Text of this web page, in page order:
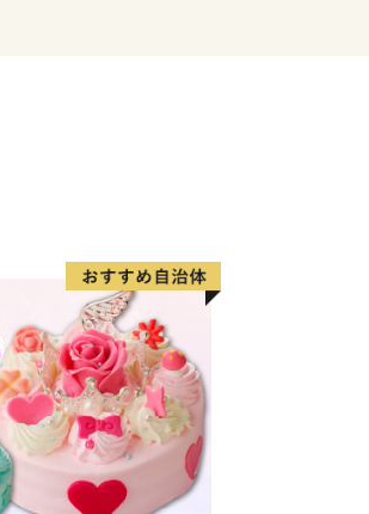
身近に感じてくだ
します。横浜市在
法人・組織・団体
ません。ご了承く